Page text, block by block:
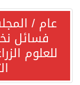
عام /
فسائل
للعلوم